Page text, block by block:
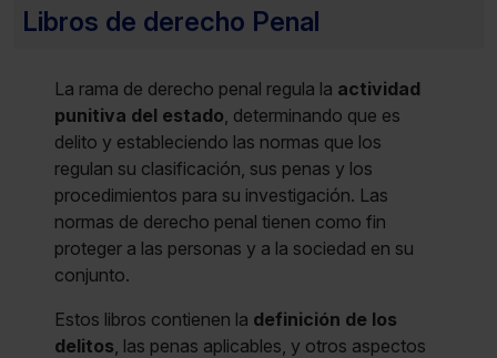
Libros de derecho Penal
La rama de derecho penal regula la actividad
punitiva del estado, determinando que es
delito y estableciendo las normas que los
regulan su clasificación, sus penas y los
procedimientos para su investigación. Las
normas de derecho penal tienen como fin
proteger a las personas y a la sociedad en su
conjunto.
Estos libros contienen la definición de los
delitos, las penas aplicables, y otros aspectos